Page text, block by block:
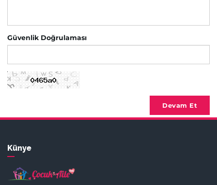
Güvenlik Doğrulaması
Devam Et
Künye